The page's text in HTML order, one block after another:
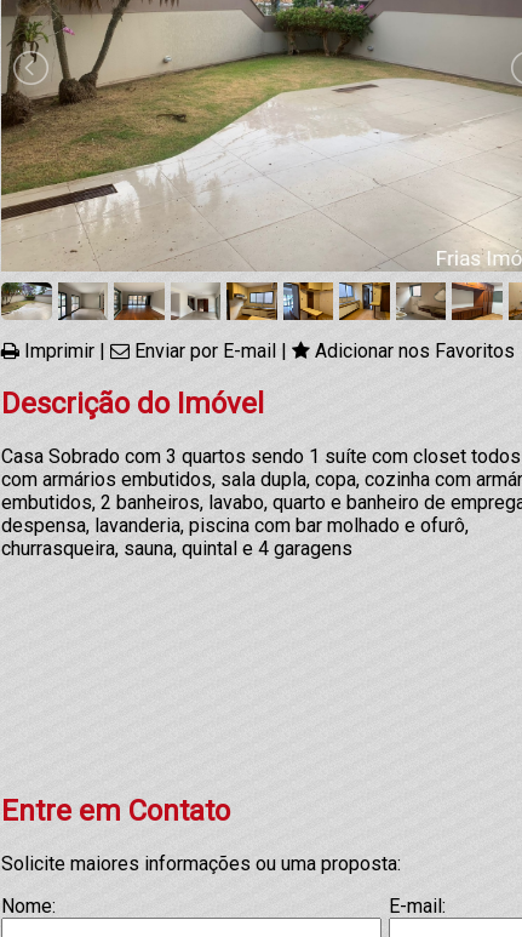
Imprimir | Enviar por E-mail | Adicionar nos Favoritos
Descrição do Imóvel
Casa Sobrado com 3 quartos sendo 1 suíte com closet todos
com armários embutidos, sala dupla, copa, cozinha com
embutidos, 2 banheiros, lavabo, quarto e banheiro de
despensa, lavanderia, piscina com bar molhado e ofurô,
churrasqueira, sauna, quintal e 4 garagens
Entre em Contato
Solicite maiores informações ou uma proposta:
Nome:
E-mail: